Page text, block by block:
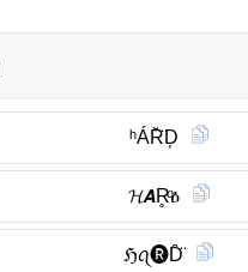
ʰÁR̆̈D͎
𝓗𝘼R̥ͦዕ
ℌꪖ🅡︎D̑̈